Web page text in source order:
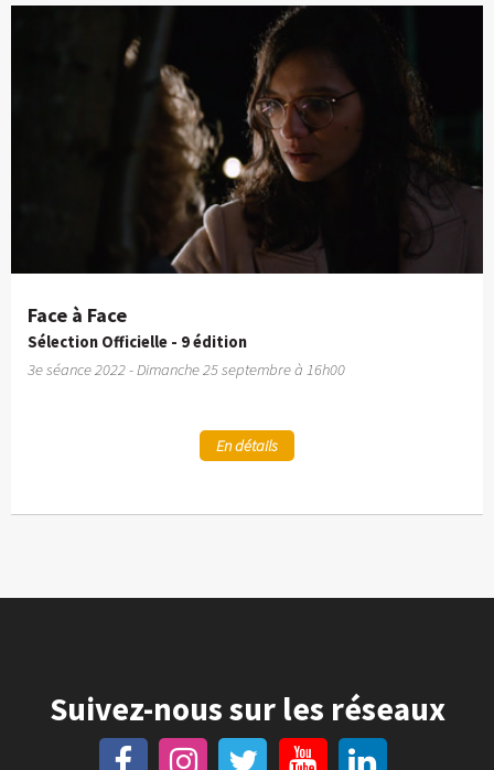
Face à Face
Sélection Officielle - 9 édition
3e séance 2022 - Dimanche 25 septembre à 16h00
En détails
Suivez-nous sur les réseaux